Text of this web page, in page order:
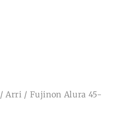
/ Arri / Fujinon Alura 45-